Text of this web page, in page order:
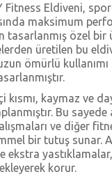
Fitness Eldiveni,
maksimum
tasarlanmış özel bir
üretilen bu
uzun ömürlü
kısmı, kaymaz ve
Bu sayede
ve diğer
bir tutuş sunar.
ekstra
korur.